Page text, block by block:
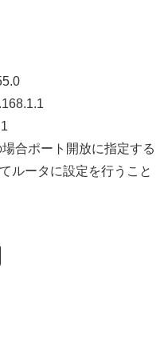
合ポート開放に指定する
ルータに設定を行うこと